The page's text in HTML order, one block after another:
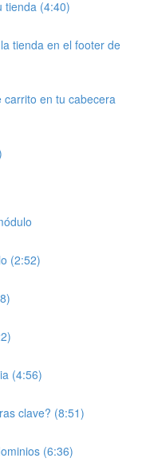
tienda (4:40)
tienda en el footer de
en tu cabecera
(2:52)
(4:56)
clave? (8:51)
(6:36)